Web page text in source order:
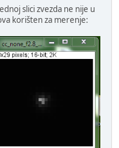
slici zvezda ne nije u
korišten za merenje: